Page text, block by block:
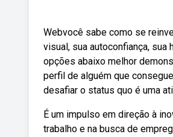
Webvocê sabe como se
visual, sua autoconfiança,
opções abaixo melhor
perfil de alguém que
desafiar o status quo é uma
É um impulso em direção à
trabalho e na busca de